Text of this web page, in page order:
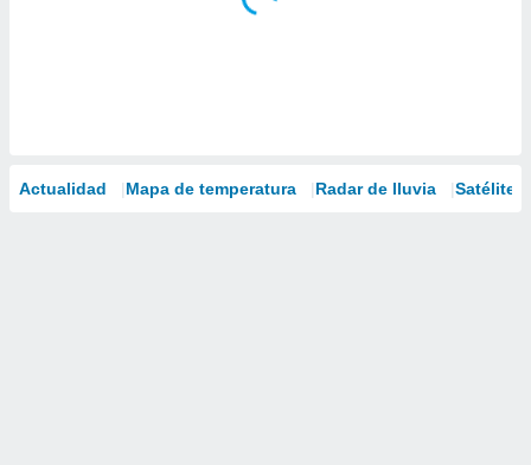
Actualidad Mapa de temperatura Radar de lluvia Satélites